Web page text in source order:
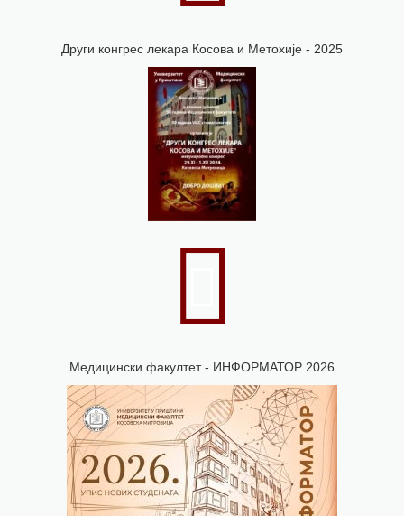
Други конгрес лекара Косова и Метохије - 2025
Meдицински факултет - ИНФОРМАТОР 2026